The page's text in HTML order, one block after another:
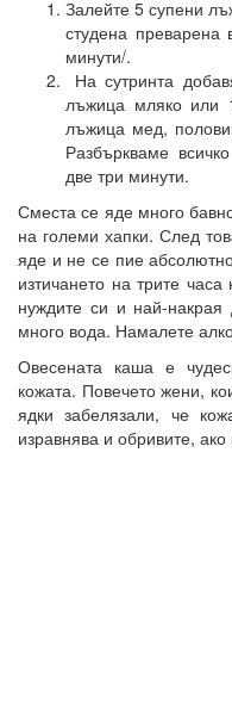
Залейте 5 супени
студена
минути/.
На сутринта
лъжица мляко или
лъжица мед,
Разбъркваме
две три минути.
Сместа се яде много
на големи хапки. След
яде и не се пие
изтичането на трите
нуждите си и най-
много вода. Намалете
Овесената каша е
кожата. Повечето жени,
ядки забелязали, че
изравнява и обривите,